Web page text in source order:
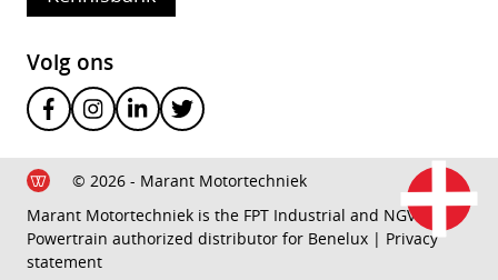
Volg ons
© 2026 - Marant Motortechniek
Marant Motortechniek is the FPT Industrial and NGV
Powertrain authorized distributor for Benelux | Privacy
statement